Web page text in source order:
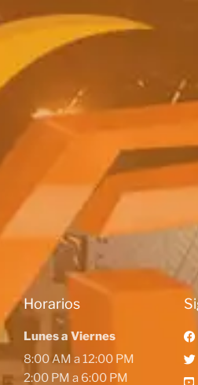
Horarios
Lunes a Viernes
8:00 AM a 12:00 PM
2:00 PM a 6:00 PM